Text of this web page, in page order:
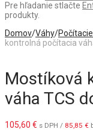
Pre hľadanie stlačte
produkty.
Domov/Váhy/
kontrolná počítacia
Mostíková
váha TCS
105,60 € s DPH / 85,85 €